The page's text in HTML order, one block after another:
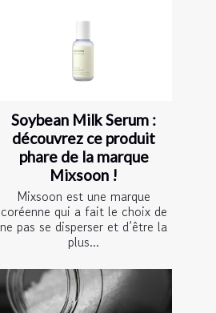
Soybean Milk Serum :
découvrez ce produit
phare de la marque
Mixsoon !
Mixsoon est une marque
coréenne qui a fait le choix de
ne pas se disperser et d’être la
plus...